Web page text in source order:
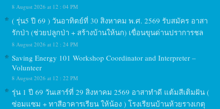
8 August 2026 at 12 : 04 PM
( รุ่น5 ปี 69 ) วันอาทิตย์ที่ 30 สิงหาคม พ.ศ. 2569 รับสมัคร อาสา
รักป่า (ช่วยปลูกป่า + สร้างบ้านให้นก) เขื่อนขุนด่านปราการชล
8 August 2026 at 12 : 24 PM
Saving Energy 101 Workshop Coordinator and Interpreter –
Volunteer
8 August 2026 at 12 : 22 PM
รุ่น 1 ปี 69 วันเสาร์ที่ 29 สิงหาคม 2569 อาสาทำดี แต้มสีเติมฝัน (
ซ่อมแซม + ทาสีอาคารเรียน ให้น้อง ) โรงเรียนบ้านห้วยรางเกตุ